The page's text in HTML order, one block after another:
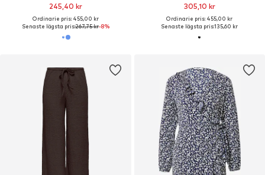
245,40 kr
Ordinarie pris: 455,00 kr
Senaste lägsta pris:267,75 kr-8%
305,10 kr
Ordinarie pris: 455,00 kr
Senaste lägsta pris:135,60 kr